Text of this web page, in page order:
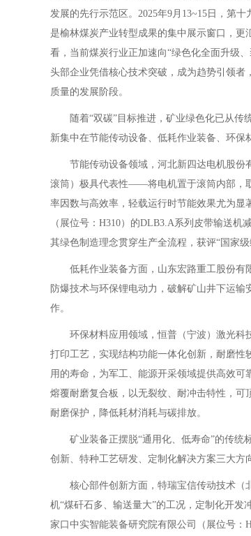
发展的先行示范区。2025年9月13~15日，第
是榆林煤炭产业转型成果的集中展示窗口，
看，当前煤炭行业正加速向“绿色化全面升级
头部企业凭借核心技术突破，成为趋势引领
质量的发展阶段。
随着“双碳”目标推进，矿业绿色化已从传统
新集中在节能传动设备、低耗作业装备、环保
节能传动设备领域，河北新四达电机股份有
滚筒）极具代表性——将电机置于滚筒内部，
率因数与高效率，轻载运行时节能效果尤为显
（展位号：H310）的DLB3.A系列皮带输送
其绿色制造理念贯穿生产全流程，获评“国家级
低耗作业装备方面，山东宏路重工股份有
防爆技术与环保锂电动力，破解矿山井下运
作。
环保材料应用领域，恒普（宁波）激光科技
打印工艺，实现结构功能一体化创新，耐磨
用的寿命，为军工、能源开采领域提供高效
熔覆耐磨复合板，以无裂纹、耐冲击特性，可
耐磨保护，降低耗材消耗与碳排放。
矿业装备正摆脱“通用化、低寿命”的传统
创新、特种工艺研发、定制化解决方案三大方
核心部件创新方面，特瑞宝信传动技术（
机“煤矸石多、输送量大”的工况，定制化开
家口中实智能装备研究院有限公司（展位号：